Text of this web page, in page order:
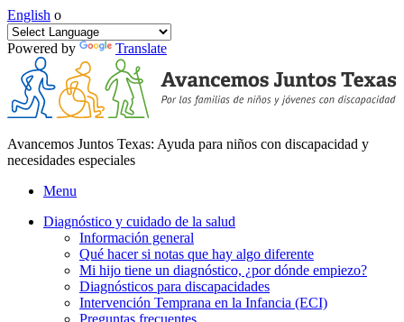
English o
Powered by Translate
Avancemos Juntos Texas: Ayuda para niños con discapacidad y
necesidades especiales
Menu
Diagnóstico y cuidado de la salud
Información general
Qué hacer si notas que hay algo diferente
Mi hijo tiene un diagnóstico, ¿por dónde empiezo?
Diagnósticos para discapacidades
Intervención Temprana en la Infancia (ECI)
Preguntas frecuentes